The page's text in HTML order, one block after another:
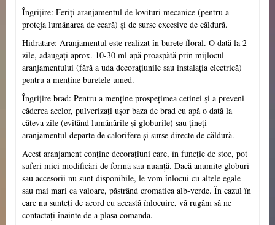
Îngrijire: Feriți aranjamentul de lovituri mecanice (pentru a
proteja lumânarea de ceară) și de surse excesive de căldură.
Hidratare: Aranjamentul este realizat în burete floral. O dată la 2
zile, adăugați aprox. 10-30 ml apă proaspătă prin mijlocul
aranjamentului (fără a uda decorațiunile sau instalația electrică)
pentru a menține buretele umed.
Îngrijire brad: Pentru a menține prospețimea cetinei și a preveni
căderea acelor, pulverizați ușor baza de brad cu apă o dată la
câteva zile (evitând lumânările și globurile) sau țineți
aranjamentul departe de calorifere și surse directe de căldură.
Acest aranjament conține decorațiuni care, în funcție de stoc, pot
suferi mici modificări de formă sau nuanță. Dacă anumite globuri
sau accesorii nu sunt disponibile, le vom înlocui cu altele egale
sau mai mari ca valoare, păstrând cromatica alb-verde. În cazul în
care nu sunteți de acord cu această înlocuire, vă rugăm să ne
contactați înainte de a plasa comanda.